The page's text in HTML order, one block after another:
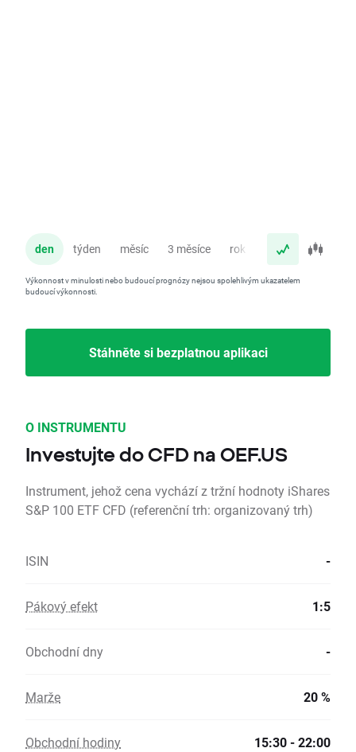
den týden měsíc 3 měsíce rok
Výkonnost v minulosti nebo budoucí prognózy nejsou spolehlivým ukazatelem
budoucí výkonnosti.
Stáhněte si bezplatnou aplikaci
O INSTRUMENTU
Investujte do CFD na OEF.US
Instrument, jehož cena vychází z tržní hodnoty iShares
S&P 100 ETF CFD (referenční trh: organizovaný trh)
ISIN -
Pákový efekt 1:5
Obchodní dny -
Marže 20 %
Obchodní hodiny 15:30 - 22:00